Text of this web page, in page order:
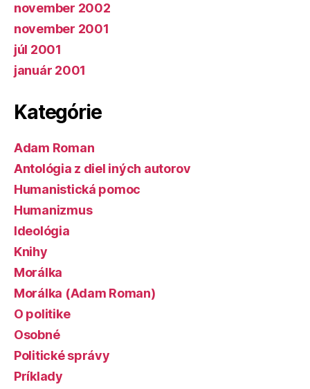
november 2002
november 2001
júl 2001
január 2001
Kategórie
Adam Roman
Antológia z diel iných autorov
Humanistická pomoc
Humanizmus
Ideológia
Knihy
Morálka
Morálka (Adam Roman)
O politike
Osobné
Politické správy
Príklady